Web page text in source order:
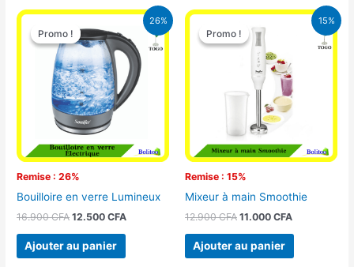
26%
Promo !
Remise : 26%
Promo !
Bouilloire en verre Lumineux
16.900CFA
Le
prix
initial
16.900 CFA.
12.500CFA
Le
prix
actuel
est :
12.500 CFA.
Ajouter au panier
15%
Promo !
Remise : 15%
Promo !
Mixeur à main Smoothie
12.900CFA
Le
prix
initial
était :
12.900 CFA.
11.000 CFA
Le
Ajouter au panier